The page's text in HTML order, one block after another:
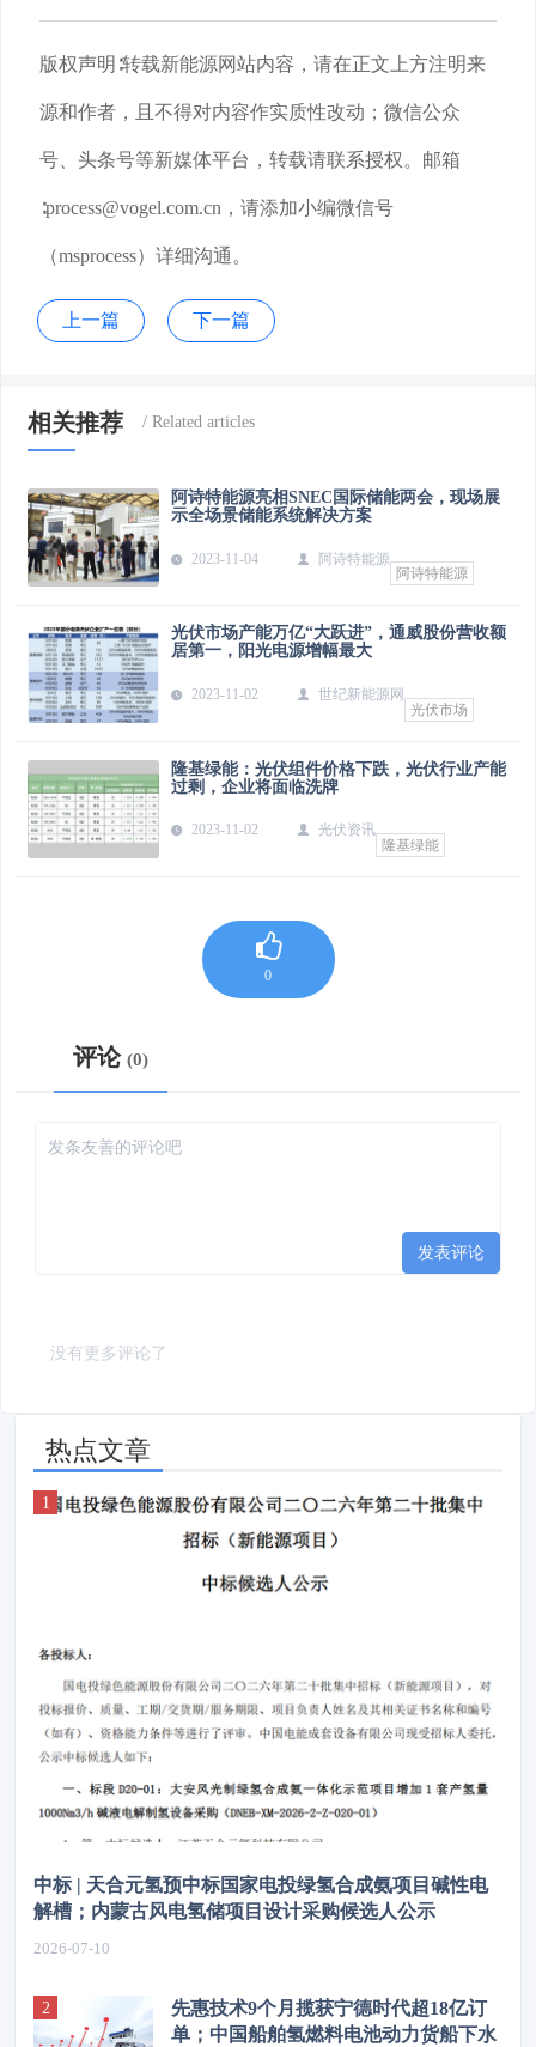
版权声明∶转载新能源网站内容，请在正文上方注明来
源和作者，且不得对内容作实质性改动；微信公众
号、头条号等新媒体平台，转载请联系授权。邮箱
∶process@vogel.com.cn，请添加小编微信号
（msprocess）详细沟通。
上一篇 下一篇
相关推荐
阿诗特能源亮相SNEC国际储能两会，现场展
示全场景储能系统解决方案
2023-11-04
阿诗特能源
阿诗特能源
光伏市场产能万亿“大跃进”，通威股份营收额
居第一，阳光电源增幅最大
2023-11-02
世纪新能源网
光伏市场
隆基绿能：光伏组件价格下跌，光伏行业产能
过剩，企业将面临洗牌
2023-11-02
光伏资讯
隆基绿能
0
评论 0
发表评论
没有更多评论了
热点文章
中标 | 天合元氢预中标国家电投绿氢合成氨项目碱性电
解槽；内蒙古风电氢储项目设计采购候选人公示
2026-07-10
先惠技术9个月揽获宁德时代超18亿订
单；中国船舶氢燃料电池动力货船下水